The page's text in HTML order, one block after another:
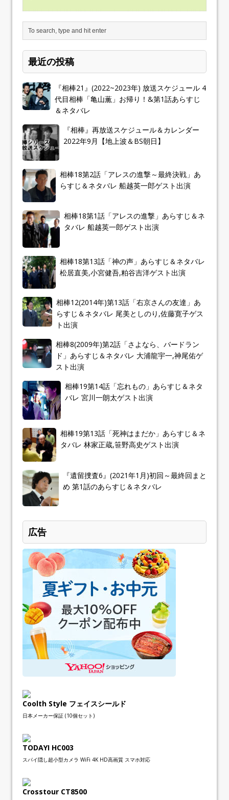
最近の投稿
『相棒21』(2022~2023年) 放送スケジュール 4
代目相棒「亀山薫」お帰り！&第1話あらすじ
＆ネタバレ
『相棒』再放送スケジュール＆カレンダー
2022年9月【地上波＆BS朝日】
相棒18第2話「アレスの進撃～最終決戦」あ
らすじ＆ネタバレ 船越英一郎ゲスト出演
相棒18第1話「アレスの進撃」あらすじ＆ネ
タバレ 船越英一郎ゲスト出演
相棒18第13話「神の声」あらすじ＆ネタバレ
松居直美,小宮健吾,粕谷吉洋ゲスト出演
相棒12(2014年)第13話「右京さんの友達」あ
らすじ＆ネタバレ 尾美としのり,佐藤寛子ゲス
ト出演
相棒8(2009年)第2話「さよなら、バードラン
ド」あらすじ＆ネタバレ 大浦龍宇一,神尾佑ゲ
スト出演
相棒19第14話「忘れもの」あらすじ＆ネタ
バレ 宮川一朗太ゲスト出演
相棒19第13話「死神はまだか」あらすじ＆ネ
タバレ 林家正蔵,笹野高史ゲスト出演
『遺留捜査6』(2021年1月)初回～最終回まと
め 第1話のあらすじ＆ネタバレ
広告
Coolth Style フェイスシールド
日本メーカー保証 (10個セット)
TODAYI HC003
スパイ隠し超小型カメラ WiFi 4K HD高画質 スマホ対応
Crosstour CT8500